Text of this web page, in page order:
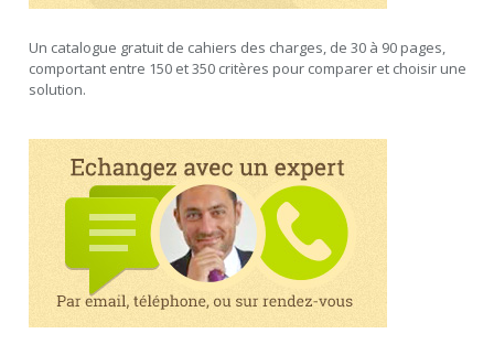
Un catalogue gratuit de cahiers des charges, de 30 à 90 pages,
comportant entre 150 et 350 critères pour comparer et choisir une
solution.